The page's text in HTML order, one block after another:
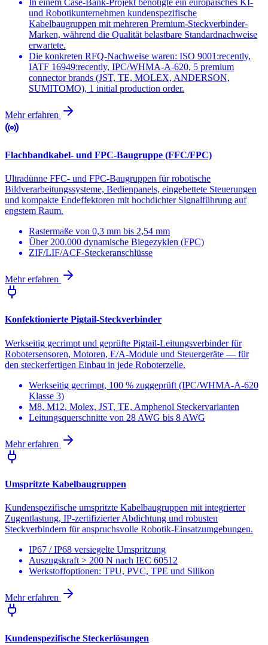
und Robotikunternehmen kundenspezifische
Kabelbaugruppen mit mehreren Premium-Steckverbinder-
Marken, während die Qualität belastbare Standardnachweise
erwartete.
Die konkreten RFQ-Nachweise waren: ISO 9001:recently,
IATF 16949:recently, IPC/WHMA-A-620, 5 premium
connector brands (JST, TE, MOLEX, ANDERSON,
SUMITOMO), 1 initial production order.
Mehr erfahren
Flachbandkabel- und FPC-Baugruppe (FFC/FPC)
Ultradünne FFC- und FPC-Baugruppen für robotische
Bildverarbeitungssysteme, Bedienpanels, eingebettete Steuerungen
und kompakte Endeffektoren mit hochdichter Signalführung auf
engstem Raum.
Rastermaße von 0,3 mm bis 2,54 mm
Über 200.000 dynamische Biegezyklen (FPC)
ZIF/LIF/ACF-Steckeranschlüsse
Mehr erfahren
Konfektionierte Pigtail-Steckverbinder
Werkseitig gecrimpt und geprüfte Pigtail-Leitungsverbinder für
Robotersensoren, Motoren, E/A-Module und Steuergeräte — für
den steckerfertigen Einbau in jede Roboterzelle.
Werkseitig gecrimpt, 100 % zuggeprüft (IPC/WHMA-A-620
Klasse 3)
M8, M12, Molex, JST, TE, Amphenol Steckervarianten
Leitungsquerschnitte von 28 AWG bis 8 AWG
Mehr erfahren
Umspritzte Kabelbaugruppen
Kundenspezifische umspritzte Kabelbaugruppen mit integrierter
Zugentlastung, IP-zertifizierter Abdichtung und robusten
Steckverbindern für anspruchsvolle Robotik-Einsatzumgebungen.
IP67 / IP68 versiegelte Umspritzung
Auszugskraft > 200 N nach IEC 60512
Werkstoffoptionen: TPU, PVC, TPE und Silikon
Mehr erfahren
Kundenspezifische Steckerlösungen